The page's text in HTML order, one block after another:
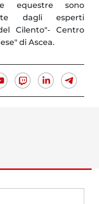
equestre sono
dagli esperti
Cilento"- Centro
di Ascea.